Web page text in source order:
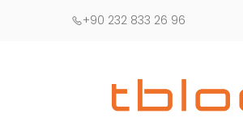
+90 232 833 26 96